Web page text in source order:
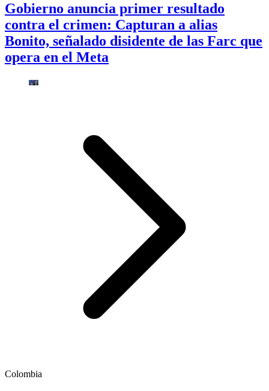
Gobierno anuncia primer resultado
contra el crimen: Capturan a alias
Bonito, señalado disidente de las Farc que
opera en el Meta
Colombia